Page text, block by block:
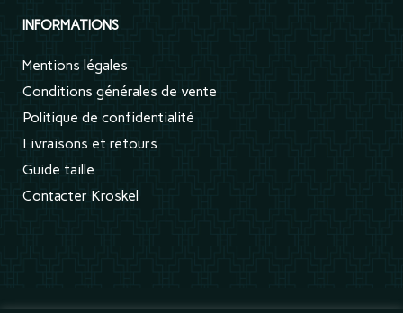
INFORMATIONS
Mentions légales
Conditions générales de vente
Politique de confidentialité
Livraisons et retours
Guide taille
Contacter Kroskel